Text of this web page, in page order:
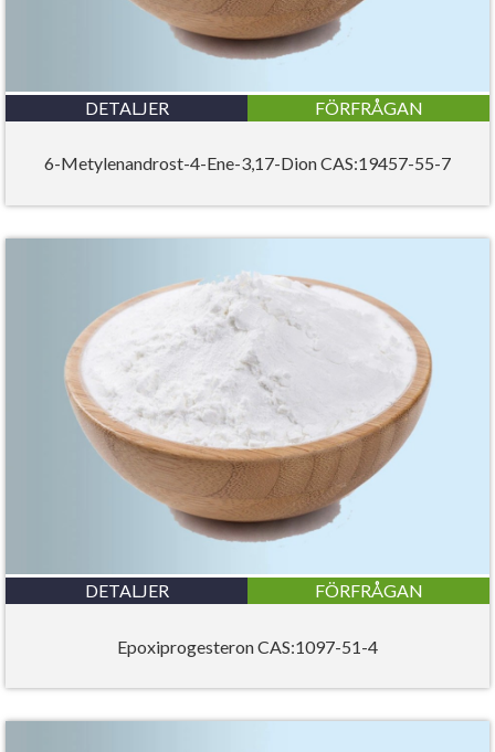
DETALJER FÖRFRÅGAN
6-Metylenandrost-4-Ene-3,17-Dion CAS:19457-55-7
DETALJER FÖRFRÅGAN
Epoxiprogesteron CAS:1097-51-4